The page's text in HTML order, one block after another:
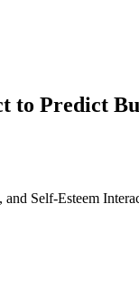
to Predict
and Self-Esteem